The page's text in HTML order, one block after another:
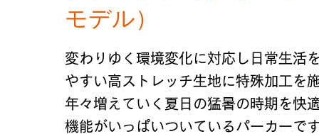
モデル）
変わりゆく環境変化に対応し日常生活
やすい高ストレッチ生地に特殊加工を
年々増えていく夏日の猛暑の時期を快
機能がいっぱいついているパーカーで